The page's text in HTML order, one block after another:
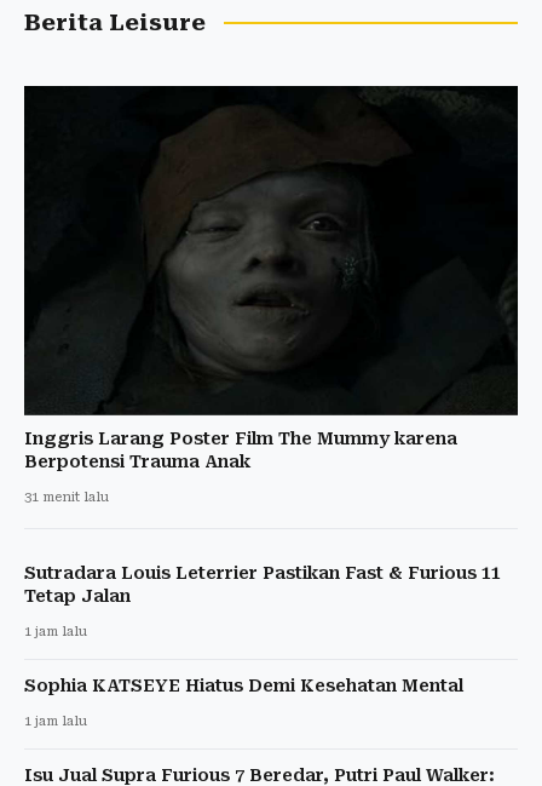
Berita Leisure
Inggris Larang Poster Film The Mummy karena
Berpotensi Trauma Anak
31 menit lalu
Sutradara Louis Leterrier Pastikan Fast & Furious 11
Tetap Jalan
1 jam lalu
Sophia KATSEYE Hiatus Demi Kesehatan Mental
1 jam lalu
Isu Jual Supra Furious 7 Beredar, Putri Paul Walker: